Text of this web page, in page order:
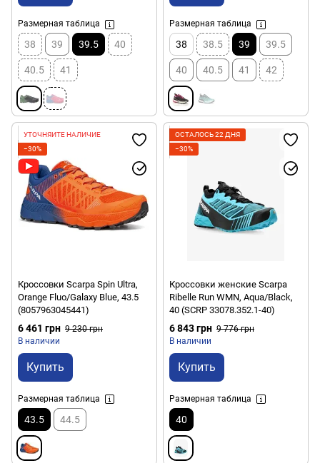
Размерная таблица
38 39 39.5 40
40.5 41
Размерная таблица
38 38.5 39 39.5
40 40.5 41 42
УТОЧНЯЙТЕ НАЛИЧИЕ
−30%
Кроссовки Scarpa Spin Ultra,
Orange Fluo/Galaxy Blue, 43.5
(8057963045441)
6 461 грн 9 230 грн
В наличии
Купить
Размерная таблица
43.5 44.5
ОСТАЛОСЬ 22 ДНЯ
−30%
Кроссовки женские Scarpa
Ribelle Run WMN, Aqua/Black,
40 (SCRP 33078.352.1-40)
6 843 грн 9 776 грн
В наличии
Купить
Размерная таблица
40